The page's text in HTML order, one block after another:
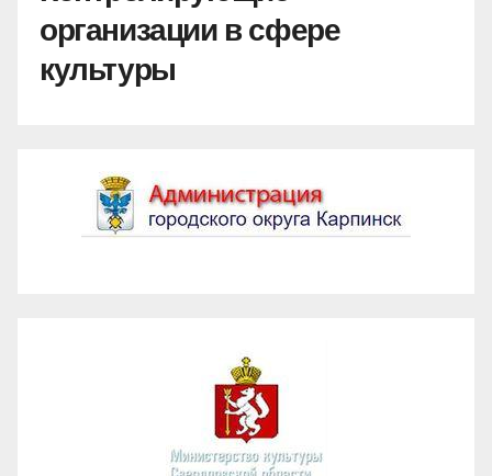
организации в сфере
культуры